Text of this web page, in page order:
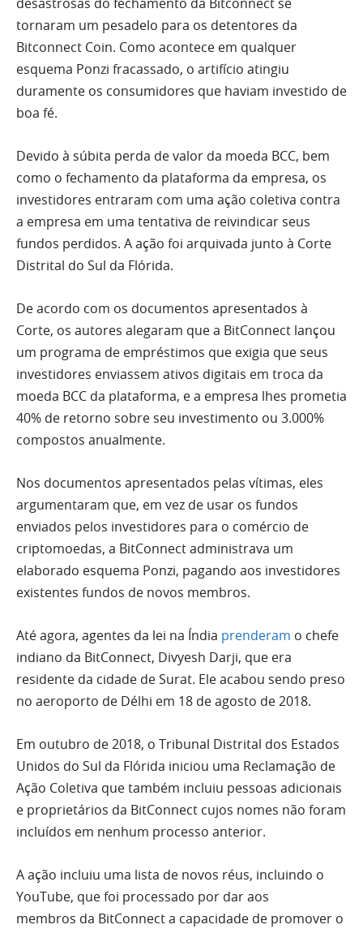
tornaram um pesadelo para os detentores da
Bitconnect Coin. Como acontece em qualquer
esquema Ponzi fracassado, o artifício atingiu
duramente os consumidores que haviam investido de
boa fé.
Devido à súbita perda de valor da moeda BCC, bem
como o fechamento da plataforma da empresa, os
investidores entraram com uma ação coletiva contra
a empresa em uma tentativa de reivindicar seus
fundos perdidos. A ação foi arquivada junto à Corte
Distrital do Sul da Flórida.
De acordo com os documentos apresentados à
Corte, os autores alegaram que a BitConnect lançou
um programa de empréstimos que exigia que seus
investidores enviassem ativos digitais em troca da
moeda BCC da plataforma, e a empresa lhes prometia
40% de retorno sobre seu investimento ou 3.000%
compostos anualmente.
Nos documentos apresentados pelas vítimas, eles
argumentaram que, em vez de usar os fundos
enviados pelos investidores para o comércio de
criptomoedas, a BitConnect administrava um
elaborado esquema Ponzi, pagando aos investidores
existentes fundos de novos membros.
Até agora, agentes da lei na Índia prenderam o chefe
indiano da BitConnect, Divyesh Darji, que era
residente da cidade de Surat. Ele acabou sendo preso
no aeroporto de Délhi em 18 de agosto de 2018.
Em outubro de 2018, o Tribunal Distrital dos Estados
Unidos do Sul da Flórida iniciou uma Reclamação de
Ação Coletiva que também incluiu pessoas adicionais
e proprietários da BitConnect cujos nomes não foram
incluídos em nenhum processo anterior.
A ação incluiu uma lista de novos réus, incluindo o
YouTube, que foi processado por dar aos
membros da BitConnect a capacidade de promover o